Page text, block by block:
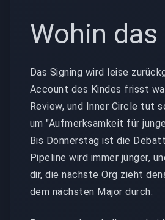
Wohin
Das Signing wird leise
Account des Kindes frisst
Review, und Inner Circle tut
um "Aufmerksamkeit für
Bis Donnerstag ist die
Pipeline wird immer jünger,
dir, die nächste Org zieht
dem nächsten Major durch.